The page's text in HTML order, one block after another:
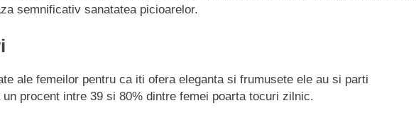
semnificativ sanatatea picioarelor.
ale femeilor pentru ca iti ofera eleganta si frumusete ele au si parti
procent intre 39 si 80% dintre femei poarta tocuri zilnic.